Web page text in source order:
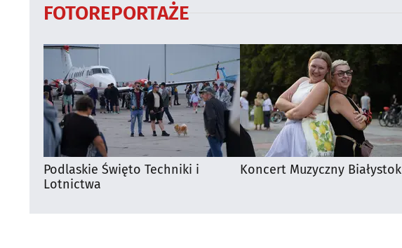
FOTOREPORTAŻE
Podlaskie Święto Techniki i
Lotnictwa
Koncert Muzyczny Białystok